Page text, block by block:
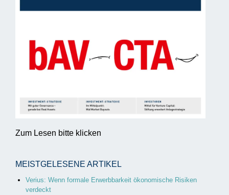
Zum Lesen bitte klicken
MEISTGELESENE ARTIKEL
Verius: Wenn formale Erwerbbarkeit ökonomische Risiken
verdeckt